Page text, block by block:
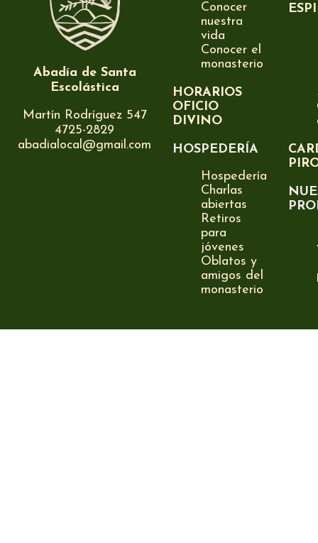
Abadía de Santa
Escolástica
Martín Rodríguez 547
4725-2829
abadialocal@gmail.com
Conocer
nuestra
vida
Conocer el
monasterio
HORARIOS
OFICIO
DIVINO
HOSPEDERÍA
Hospedería
Charlas
abiertas
Retiros
para
jóvenes
Oblatos y
amigos del
monasterio